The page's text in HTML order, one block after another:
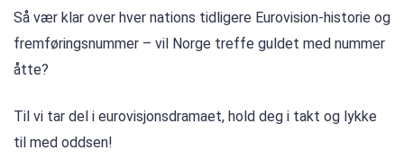
Så vær klar over hver nations tidligere Eurovision-historie og
fremføringsnummer – vil Norge treffe guldet med nummer
åtte?
Til vi tar del i eurovisjonsdramaet, hold deg i takt og lykke
til med oddsen!